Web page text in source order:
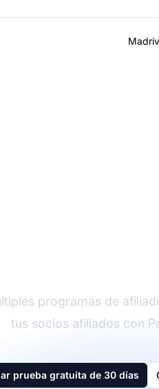
programas de
tus socios afiliados con
prueba gratuita de 30 días